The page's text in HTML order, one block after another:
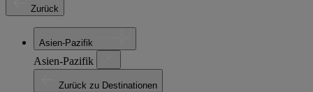
Zurück
Asien-Pazifik
Asien-Pazifik
Zurück zu Destinationen